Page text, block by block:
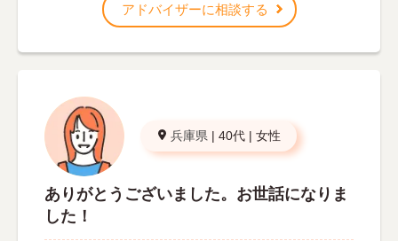
アドバイザーに相談する
兵庫県 | 40代 | 女性
ありがとうございました。お世話になりま
した！